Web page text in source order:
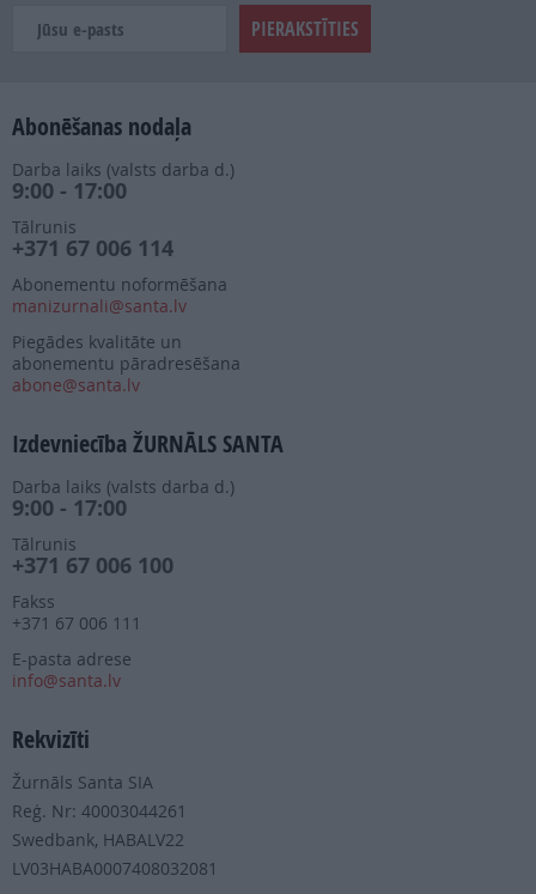
Abonēšanas nodaļa
Darba laiks (valsts darba d.)
9:00 - 17:00
Tālrunis
+371 67 006 114
Abonementu noformēšana
manizurnali@santa.lv
Piegādes kvalitāte un
abonementu pāradresēšana
abone@santa.lv
Izdevniecība ŽURNĀLS SANTA
Darba laiks (valsts darba d.)
9:00 - 17:00
Tālrunis
+371 67 006 100
Fakss
+371 67 006 111
E-pasta adrese
info@santa.lv
Rekvizīti
Žurnāls Santa SIA
Reģ. Nr: 40003044261
Swedbank, HABALV22
LV03HABA0007408032081